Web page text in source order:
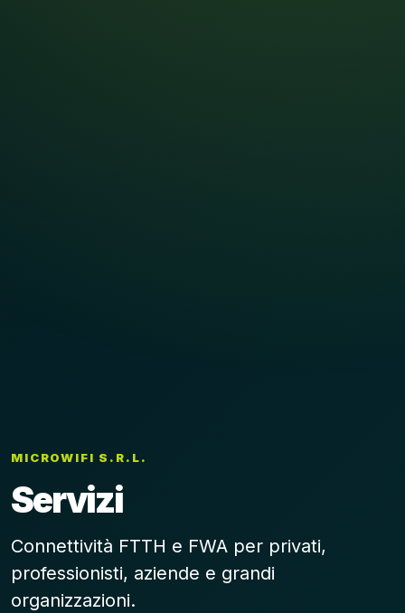
MICROWIFI S.R.L.
Servizi
Connettività FTTH e FWA per privati,
professionisti, aziende e grandi
organizzazioni.